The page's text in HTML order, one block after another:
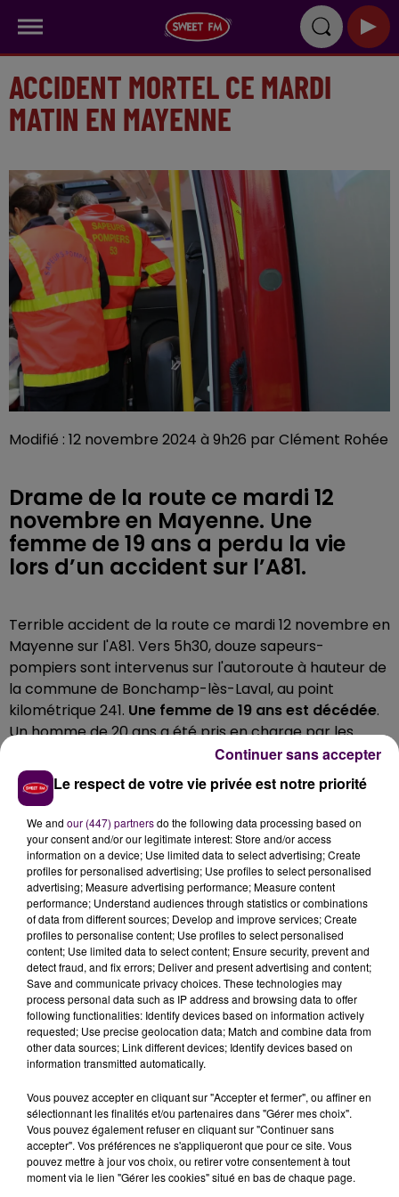
ACCIDENT MORTEL CE MARDI
MATIN EN MAYENNE
Modifié : 12 novembre 2024 à 9h26 par Clément Rohée
Drame de la route ce mardi 12
novembre en Mayenne. Une
femme de 19 ans a perdu la vie
lors d’un accident sur l’A81.
Terrible accident de la route ce mardi 12 novembre en
Mayenne sur l'A81. Vers 5h30, douze sapeurs-
pompiers sont intervenus sur l'autoroute à hauteur de
la commune de Bonchamp-lès-Laval, au point
kilométrique 241. Une femme de 19 ans est décédée.
Un homme de 20 ans a été pris en charge par les
secours, légèrement blessé. On ne connaît pas
encore les circonstances exactes de ce drame.
À LA UNE
7 août 2026
Gagnez vos pass pour le V and B Fest' 2026 !
11 juillet 2026
Inscrivez-vous au casting The Voice & The Voice
Kids !
Le respect de votre vie privée est notre priorité
We and our (447) partnersdo the following data processing based on
your consent and/or our legitimate interest: Store and/or access
information on a device; Use limited data to select advertising; Create
profiles for personalised advertising; Use profiles to select personalised
advertising; Measure advertising performance; Measure content
performance; Understand audiences through statistics or combinations
of data from different sources; Develop and improve services; Create
profiles to personalise content; Use profiles to select personalised
content; Use limited data to select content; Ensure security, prevent and
detect fraud, and fix errors; Deliver and present advertising and content;
Save and communicate privacy choices. These technologies may
process personal data such as IP address and browsing data to offer
following functionalities: Identify devices based on information actively
requested; Use precise geolocation data; Match and combine data from
other data sources; Link different devices; Identify devices based on
information transmitted automatically.
Vous pouvez accepter en cliquant sur "Accepter et fermer", ou affiner en
sélectionnant les finalités et/ou partenaires dans "Gérer mes choix".
Vous pouvez également refuser en cliquant sur "Continuer sans
accepter". Vos préférences ne s'appliqueront que pour ce site. Vous
pouvez mettre à jour vos choix, ou retirer votre consentement à tout
moment via le lien "Gérer les cookies" situé en bas de chaque page.
Continuer sans accepter